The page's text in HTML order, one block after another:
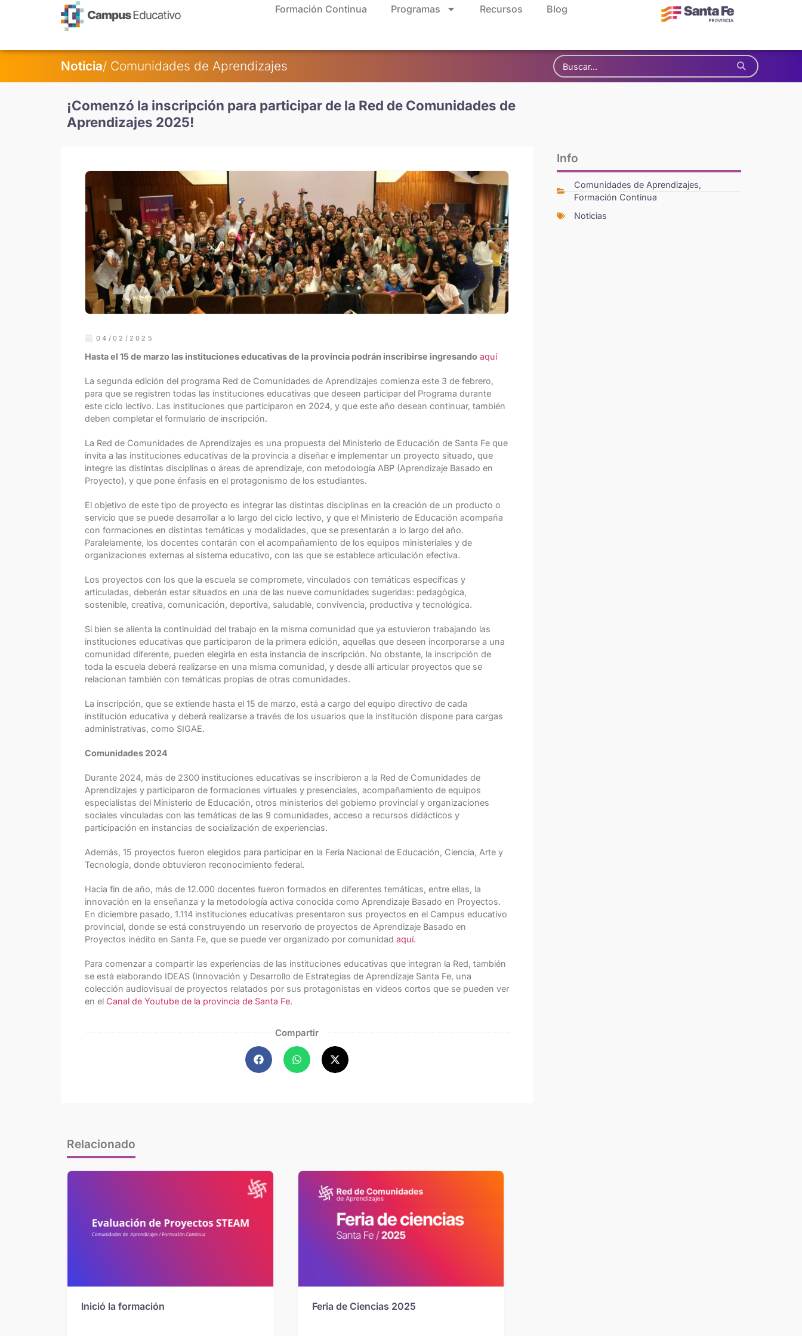
Formación Continua Programas Recursos Blog
Noticia/ Comunidades de Aprendizajes
¡Comenzó la inscripción para participar de la Red de Comunidades de
Aprendizajes 2025!
04/02/2025
Hasta el 15 de marzo las instituciones educativas de la provincia podrán inscribirse ingresando aquí
La segunda edición del programa Red de Comunidades de Aprendizajes comienza este 3 de febrero,
para que se registren todas las instituciones educativas que deseen participar del Programa durante
este ciclo lectivo. Las instituciones que participaron en 2024, y que este año desean continuar, también
deben completar el formulario de inscripción.
La Red de Comunidades de Aprendizajes es una propuesta del Ministerio de Educación de Santa Fe que
invita a las instituciones educativas de la provincia a diseñar e implementar un proyecto situado, que
integre las distintas disciplinas o áreas de aprendizaje, con metodología ABP (Aprendizaje Basado en
Proyecto), y que pone énfasis en el protagonismo de los estudiantes.
El objetivo de este tipo de proyecto es integrar las distintas disciplinas en la creación de un producto o
servicio que se puede desarrollar a lo largo del ciclo lectivo, y que el Ministerio de Educación acompaña
con formaciones en distintas temáticas y modalidades, que se presentarán a lo largo del año.
Paralelamente, los docentes contarán con el acompañamiento de los equipos ministeriales y de
organizaciones externas al sistema educativo, con las que se establece articulación efectiva.
Los proyectos con los que la escuela se compromete, vinculados con temáticas específicas y
articuladas, deberán estar situados en una de las nueve comunidades sugeridas: pedagógica,
sostenible, creativa, comunicación, deportiva, saludable, convivencia, productiva y tecnológica.
Si bien se alienta la continuidad del trabajo en la misma comunidad que ya estuvieron trabajando las
instituciones educativas que participaron de la primera edición, aquellas que deseen incorporarse a una
comunidad diferente, pueden elegirla en esta instancia de inscripción. No obstante, la inscripción de
toda la escuela deberá realizarse en una misma comunidad, y desde allí articular proyectos que se
relacionan también con temáticas propias de otras comunidades.
La inscripción, que se extiende hasta el 15 de marzo, está a cargo del equipo directivo de cada
institución educativa y deberá realizarse a través de los usuarios que la institución dispone para cargas
administrativas, como SIGAE.
Comunidades 2024
Durante 2024, más de 2300 instituciones educativas se inscribieron a la Red de Comunidades de
Aprendizajes y participaron de formaciones virtuales y presenciales, acompañamiento de equipos
especialistas del Ministerio de Educación, otros ministerios del gobierno provincial y organizaciones
sociales vinculadas con las temáticas de las 9 comunidades, acceso a recursos didácticos y
participación en instancias de socialización de experiencias.
Además, 15 proyectos fueron elegidos para participar en la Feria Nacional de Educación, Ciencia, Arte y
Tecnología, donde obtuvieron reconocimiento federal.
Hacia fin de año, más de 12.000 docentes fueron formados en diferentes temáticas, entre ellas, la
innovación en la enseñanza y la metodología activa conocida como Aprendizaje Basado en Proyectos.
En diciembre pasado, 1.114 instituciones educativas presentaron sus proyectos en el Campus educativo
provincial, donde se está construyendo un reservorio de proyectos de Aprendizaje Basado en
Proyectos inédito en Santa Fe, que se puede ver organizado por comunidad aquí.
Para comenzar a compartir las experiencias de las instituciones educativas que integran la Red, también
se está elaborando IDEAS (Innovación y Desarrollo de Estrategias de Aprendizaje Santa Fe, una
colección audiovisual de proyectos relatados por sus protagonistas en videos cortos que se pueden ver
en el Canal de Youtube de la provincia de Santa Fe.
Compartir
Info
Comunidades de Aprendizajes,
Formación Continua
Noticias
Relacionado
Inició la formación Feria de Ciencias 2025